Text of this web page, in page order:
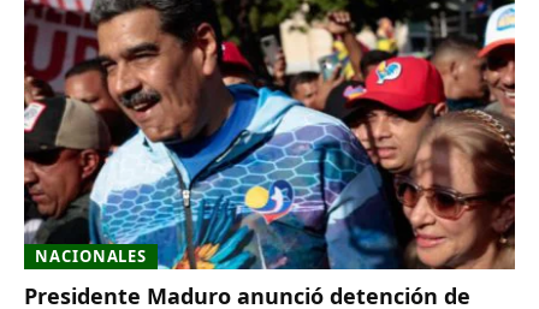
NACIONALES
Presidente Maduro anunció detención de